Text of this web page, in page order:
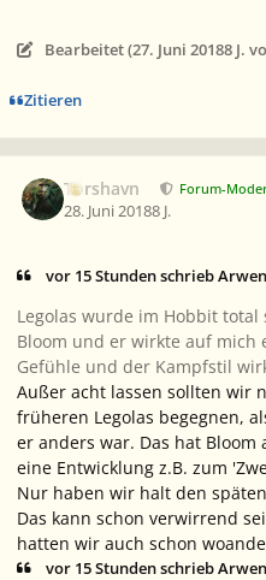
Bearbeitet (27. Juni 20188 J.
Zitieren
Torshavn Forum-
28. Juni 20188 J.
vor 15 Stunden schrieb
Legolas wurde im Hobbit
Bloom und er wirkte auf
Gefühle und der Kampfstil
Außer acht lassen sollten wir
früheren Legolas begegnen,
er anders war. Das hat
eine Entwicklung z.B. zum
Nur haben wir halt den
Das kann schon verwirrend
hatten wir auch schon
vor 15 Stunden schrieb